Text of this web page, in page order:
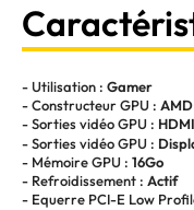
- Utilisation : Gamer
- Constructeur GPU : AMD
- Sorties vidéo GPU : HDMI
- Sorties vidéo GPU :
- Mémoire GPU : 16Go
- Refroidissement : Actif
- Equerre PCI-E Low